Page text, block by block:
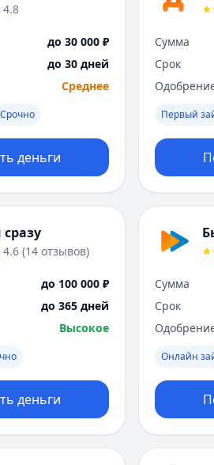
4.8
до 30 000 ₽
до 30 дней
Среднее
Срочно
деньги
Сумма
Срок
Первый
4.6 (14 отзывов)
до 100 000 ₽
до 365 дней
Высокое
деньги
Сумма
Срок
Онлайн